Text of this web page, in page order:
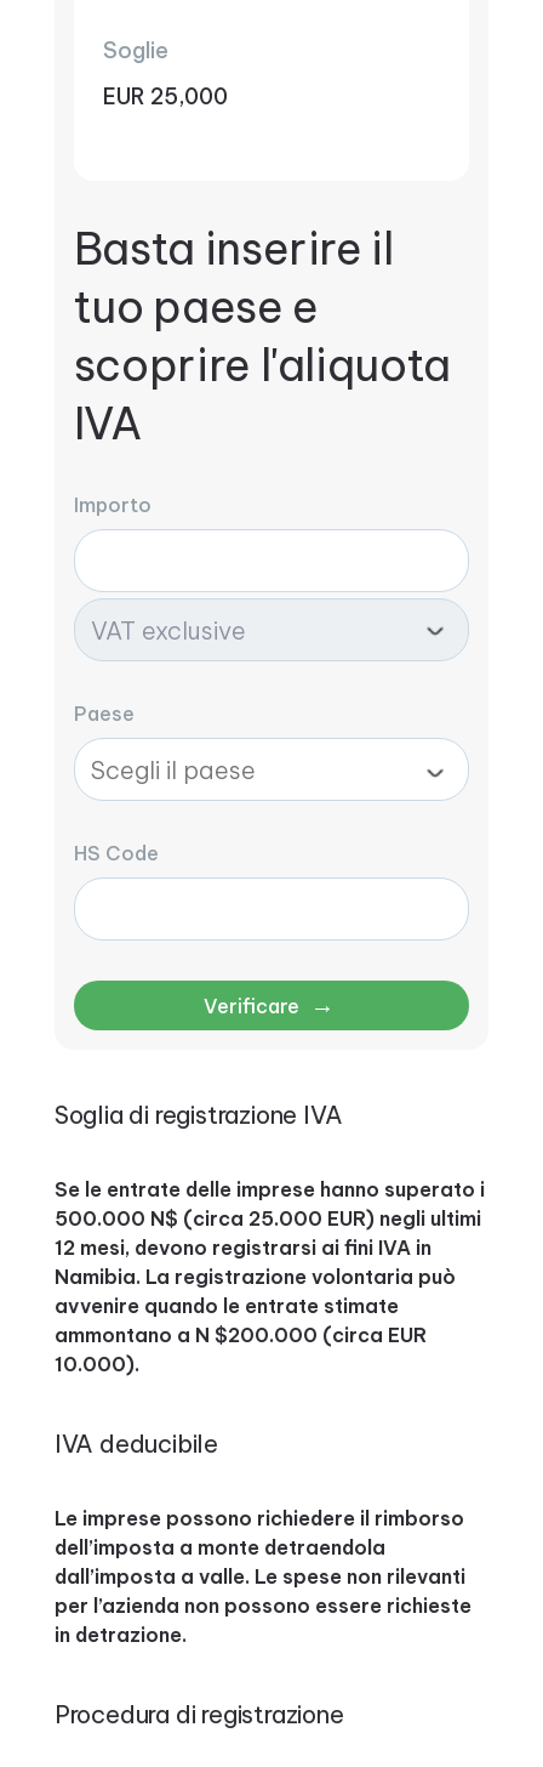
Soglie
EUR 25,000
Basta inserire il
tuo paese e
scoprire l'aliquota
IVA
Importo
Paese
HS Code
Verificare →
Soglia di registrazione IVA
Se le entrate delle imprese hanno superato i
500.000 N$ (circa 25.000 EUR) negli ultimi
12 mesi, devono registrarsi ai fini IVA in
Namibia. La registrazione volontaria può
avvenire quando le entrate stimate
ammontano a N $200.000 (circa EUR
10.000).
IVA deducibile
Le imprese possono richiedere il rimborso
dell’imposta a monte detraendola
dall’imposta a valle. Le spese non rilevanti
per l’azienda non possono essere richieste
in detrazione.
Procedura di registrazione